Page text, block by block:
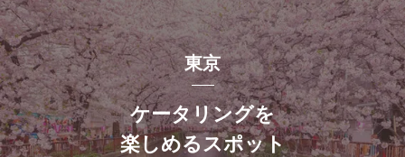
東京
ケータリングを
楽しめるスポット